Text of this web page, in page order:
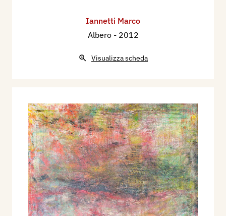
Iannetti Marco
Albero - 2012
Visualizza scheda